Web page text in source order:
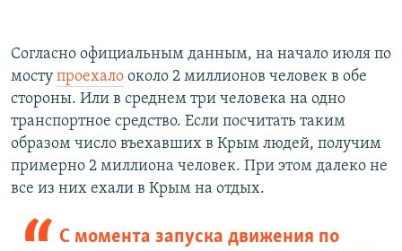
Согласно официальным данным, на начало июля по
мосту проехало около 2 миллионов человек в обе
стороны. Или в среднем три человека на одно
транспортное средство. Если посчитать таким
образом число въехавших в Крым людей, получим
примерно 2 миллиона человек. При этом далеко не
все из них ехали в Крым на отдых.
С момента запуска движения по